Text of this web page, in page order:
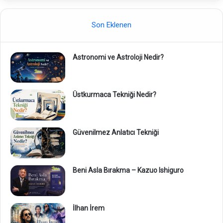
Son Eklenen
Astronomi ve Astroloji Nedir?
Üstkurmaca Tekniği Nedir?
Güvenilmez Anlatıcı Tekniği
Beni Asla Bırakma – Kazuo Ishiguro
İlhan İrem